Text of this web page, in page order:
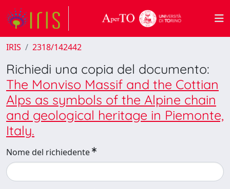
IRIS 2318/142442
Richiedi una copia del documento:
The Monviso Massif and the Cottian
Alps as symbols of the Alpine chain
and geological heritage in Piemonte,
Italy.
Nome del richiedente